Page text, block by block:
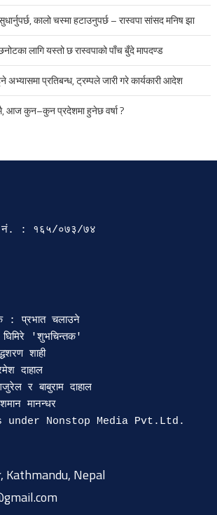
कालो चस्मा हटाउनुपर्छ – रास्वपा सांसद मनिष झा
लागि यस्तो छ रास्वपाको पाँच बुँदे मापदण्ड
अभ्यासमा प्रतिबन्ध, ट्रम्पले जारी गरे कार्यकारी आदेश
आज कुन–कुन प्रदेशमा हुनेछ वर्षा ?
नं. : १६५/०७३/७४
: प्रभात चलाउने
'शुभचिन्तक'
शाही
दाहाल
र बाबुराम दाहाल
मानन्धर
Kathmandu, Nepal